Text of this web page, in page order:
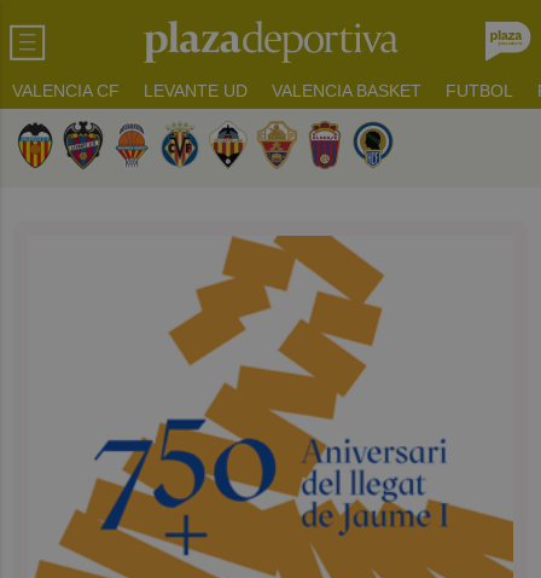
VALENCIA CF LEVANTE UD VALENCIA BASKET FUTBOL